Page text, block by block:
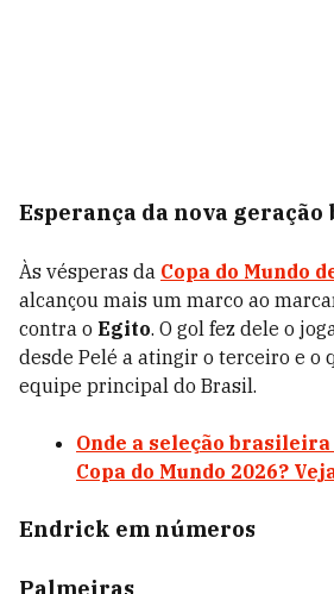
Esperança da nova
Às vésperas da Copa do Mundo
alcançou mais um marco ao
contra o Egito. O gol fez dele o
desde Pelé a atingir o terceiro e o
equipe principal do Brasil.
Onde a seleção
Copa do Mundo 2026?
Endrick em números
Palmeiras